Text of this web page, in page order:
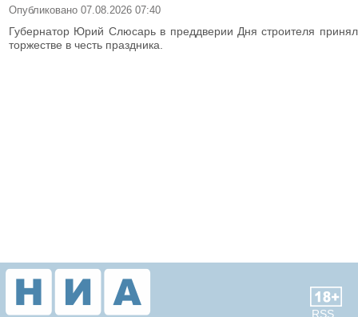
Опубликовано 07.08.2026 07:40
Губернатор Юрий Слюсарь в преддверии Дня строителя
торжестве в честь праздника.
RSS